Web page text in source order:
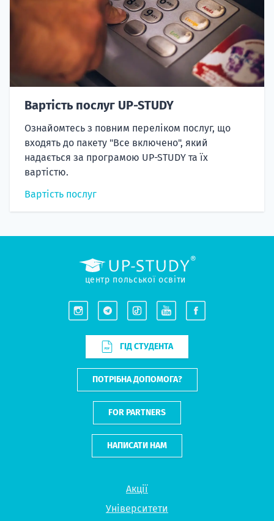
Вартість послуг UP-STUDY
Ознайомтесь з повним переліком послуг, що
входять до пакету "Все включено", який
надається за програмою UP-STUDY та їх
вартістю.
Вартість послуг
Акції
Університети
центр польської освіти
ГІД СТУДЕНТА
ПОТРІБНА ДОПОМОГА?
FOR PARTNERS
НАПИСАТИ НАМ